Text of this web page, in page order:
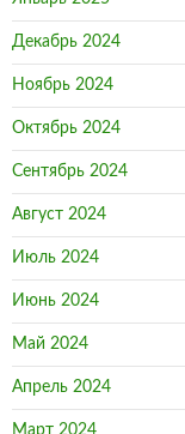
Сентябрь 2024
Август 2024
Июль 2024
Июнь 2024
Май 2024
Апрель 2024
Март 2024
Февраль 2024
Январь 2024
Декабрь 2023